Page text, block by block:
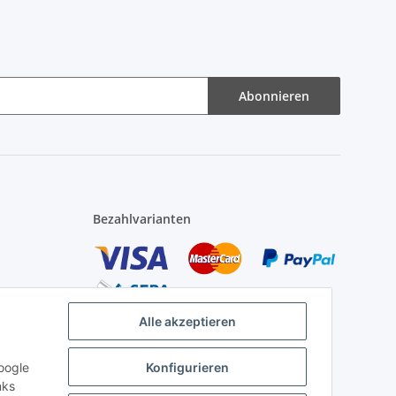
Abonnieren
Bezahlvarianten
Alle akzeptieren
Konfigurieren